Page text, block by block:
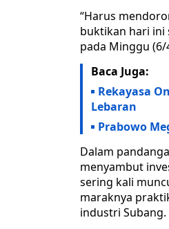
“Harus
buktikan hari ini
pada Minggu (6/
Baca Juga:
Rekayasa
Lebaran
Prabowo
Dalam
menyambut
sering kali
maraknya
industri Subang.